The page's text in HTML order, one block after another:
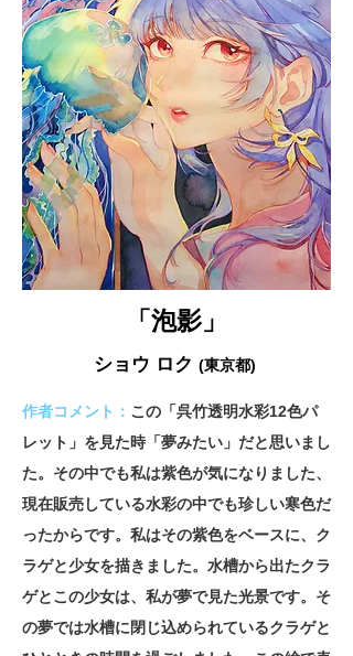
「泡影」
ショウ ロク (東京都)
作者コメント： この「呉竹透明水彩12色パ
レット」を見た時「夢みたい」だと思いまし
た。その中でも私は紫色が気になりました、
現在販売している水彩の中でも珍しい寒色だ
ったからです。私はその紫色をベースに、ク
ラゲと少女を描きました。水槽から出たクラ
ゲとこの少女は、私が夢で見た光景です。そ
の夢では水槽に閉じ込められているクラゲと